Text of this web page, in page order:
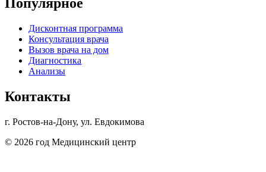
Дисконтная программа
Консультация врача
Вызов врача на дом
Диагностика
Анализы
Контакты
г. Ростов-на-Дону, ул. Евдокимова
© 2026 год Медицинский центр